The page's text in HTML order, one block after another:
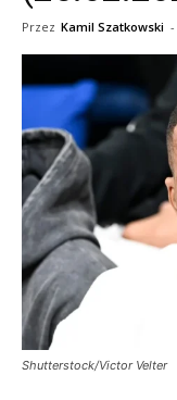
Przez Kamil Szatkowski -
Shutterstock/Victor Velter